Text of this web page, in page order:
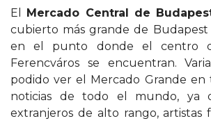
El Mercado Central de
cubierto más grande de
en el punto donde el centro
Ferencváros se encuentran.
podido ver el Mercado Grande en
noticias de todo el mundo, ya
extranjeros de alto rango, artistas